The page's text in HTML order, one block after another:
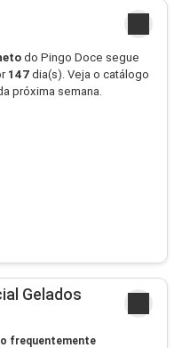
do Pingo Doce segue
147dia(s). Veja o catálogo
próxima semana.
Gelados
frequentemente